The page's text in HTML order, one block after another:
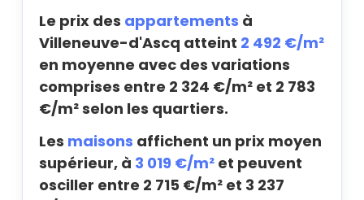
Le prix des appartements à
Villeneuve-d'Ascq atteint 2 492 €/m²
en moyenne avec des variations
comprises entre 2 324 €/m² et 2 783
€/m² selon les quartiers.
Les maisons affichent un prix moyen
supérieur, à 3 019 €/m² et peuvent
osciller entre 2 715 €/m² et 3 237